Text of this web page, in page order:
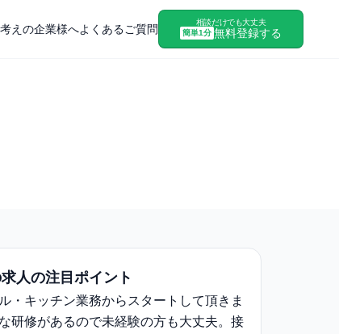
えの企業様へよくあるご質問
相談だけでも大丈夫
簡単1分 無料登録する
人の注目ポイント
・キッチン業務からスタートして頂きま
研修があるので未経験の⽅も大丈夫。接